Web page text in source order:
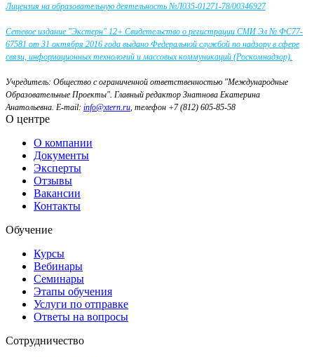
Лицензия на образовательную деятельность №Л035-01271-78/00346927
Сетевое издание "Экстерн" 12+ Свидетельство о регистрации СМИ Эл № ФС77-
67581 от 31 октября 2016 года выдано Федеральной службой по надзору в сфере
связи, информационных технологий и массовых коммуникаций (Роскомнадзор).
Учредитель: Общество с ограниченной ответственностью "Международные
Образовательные Проекты". Главный редактор Знатнова Екатерина
Анатольевна. E-mail: info@xtern.ru, телефон +7 (812) 605-85-58
О центре
О компании
Документы
Эксперты
Отзывы
Вакансии
Контакты
Обучение
Курсы
Вебинары
Семинары
Этапы обучения
Услуги по отправке
Ответы на вопросы
Сотрудничество